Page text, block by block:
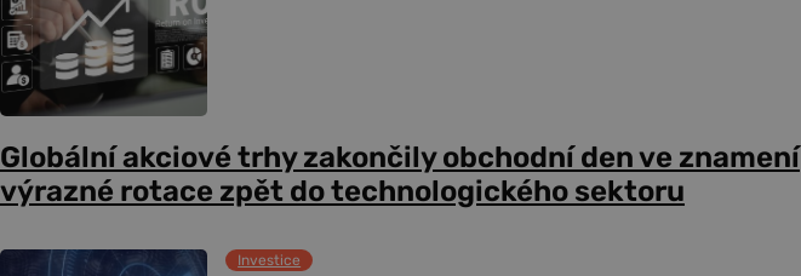
Globální akciové trhy zakončily obchodní den ve znamení
výrazné rotace zpět do technologického sektoru
Investice